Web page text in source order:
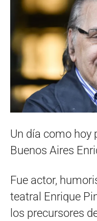
Un día como hoy
Buenos Aires
Fue actor,
teatral Enrique
los precursores